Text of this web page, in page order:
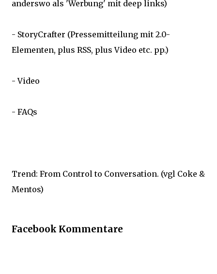
anderswo als 'Werbung' mit deep links)
- StoryCrafter (Pressemitteilung mit 2.0-
Elementen, plus RSS, plus Video etc. pp.)
- Video
- FAQs
Trend: From Control to Conversation. (vgl Coke &
Mentos)
Facebook Kommentare